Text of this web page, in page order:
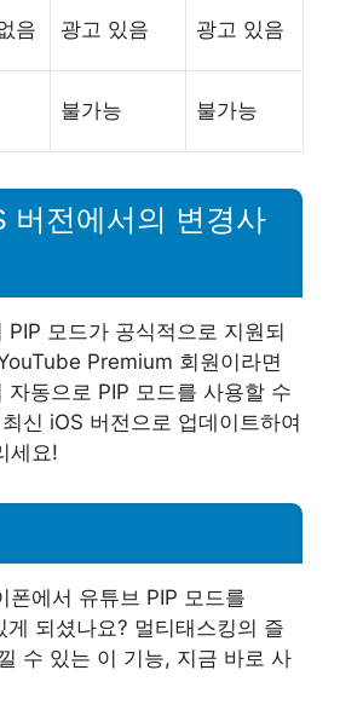
음 광고 있음 광고 있음
불가능 불가능
버전에서의 변경사
PIP 모드가 공식적으로 지원되
Premium 회원이라면
자동으로 PIP 모드를 사용할 수
신 iOS 버전으로 업데이트하여
세요!
폰에서 유튜브 PIP 모드를
되셨나요? 멀티태스킹의 즐
수 있는 이 기능, 지금 바로 사